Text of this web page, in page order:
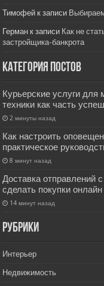
Тимофей к записи
Герман к записи Как не
застройщика-банкрота
Категория постов
Курьерские услуги для
техники как часть
2 минуты назад
Как настроить
практическое
8 минут назад
Доставка отправлений
сделать покупки
14 минут назад
РУбрики
Интерьер
Недвижимость